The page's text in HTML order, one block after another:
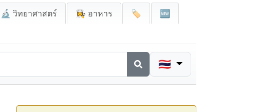
🔬 วิทยาศาสตร์ 👩‍🍳 อาหาร 🏷️
🆕
🇹🇭